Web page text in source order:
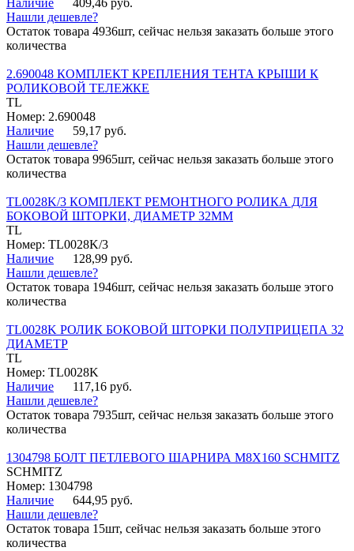
Наличие
409,46 руб.
Нашли дешевле?
Остаток товара 4936шт, сейчас нельзя заказать больше этого
количества
2.690048 КОМПЛЕКТ КРЕПЛЕНИЯ ТЕНТА КРЫШИ К
РОЛИКОВОЙ ТЕЛЕЖКЕ
TL
Номер: 2.690048
Наличие
59,17 руб.
Нашли дешевле?
Остаток товара 9965шт, сейчас нельзя заказать больше этого
количества
TL0028K/3 КОМПЛЕКТ РЕМОНТНОГО РОЛИКА ДЛЯ
БОКОВОЙ ШТОРКИ, ДИАМЕТР 32ММ
TL
Номер: TL0028K/3
Наличие
128,99 руб.
Нашли дешевле?
Остаток товара 1946шт, сейчас нельзя заказать больше этого
количества
TL0028K РОЛИК БОКОВОЙ ШТОРКИ ПОЛУПРИЦЕПА 32
ДИАМЕТР
TL
Номер: TL0028K
Наличие
117,16 руб.
Нашли дешевле?
Остаток товара 7935шт, сейчас нельзя заказать больше этого
количества
1304798 БОЛТ ПЕТЛЕВОГО ШАРНИРА М8Х160 SCHMITZ
SCHMITZ
Номер: 1304798
Наличие
644,95 руб.
Нашли дешевле?
Остаток товара 15шт, сейчас нельзя заказать больше этого
количества